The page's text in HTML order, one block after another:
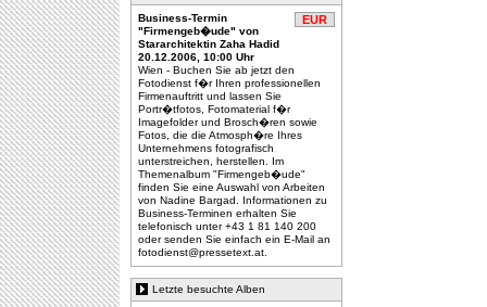
EUR
Business-Termin
"Firmengeb�ude" von
Stararchitektin Zaha Hadid
20.12.2006, 10:00 Uhr
Wien - Buchen Sie ab jetzt den
Fotodienst f�r Ihren professionellen
Firmenauftritt und lassen Sie
Portr�tfotos, Fotomaterial f�r
Imagefolder und Brosch�ren sowie
Fotos, die die Atmosph�re Ihres
Unternehmens fotografisch
unterstreichen, herstellen. Im
Themenalbum "Firmengeb�ude"
finden Sie eine Auswahl von Arbeiten
von Nadine Bargad. Informationen zu
Business-Terminen erhalten Sie
telefonisch unter +43 1 81 140 200
oder senden Sie einfach ein E-Mail an
fotodienst@pressetext.at
Letzte besuchte Alben